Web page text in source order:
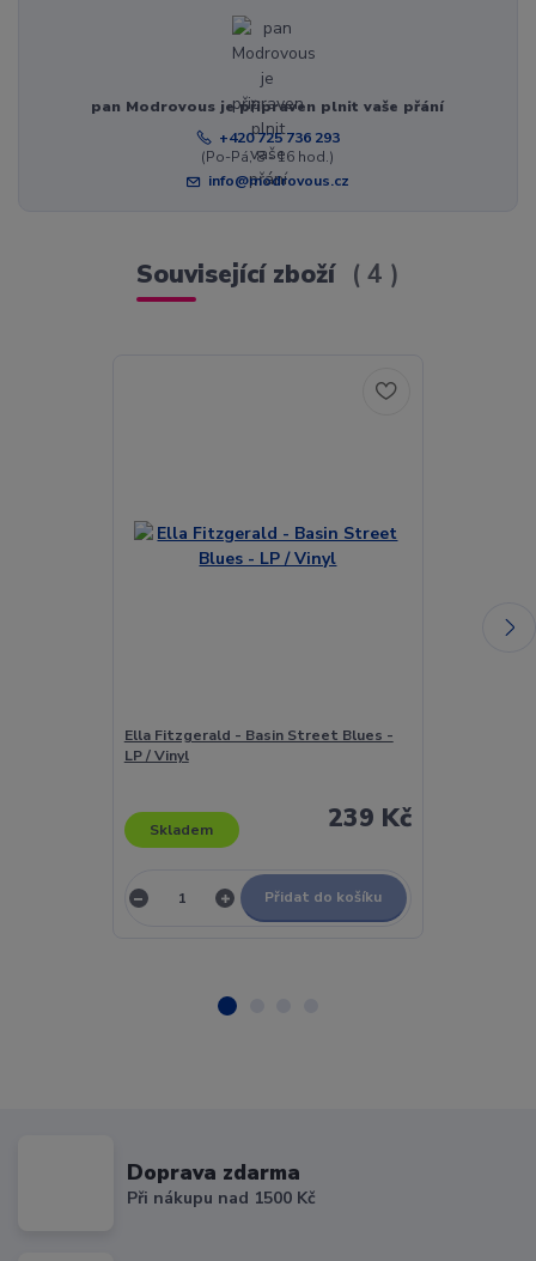
pan Modrovous je připraven plnit vaše přání
+420 725 736 293
(Po-Pá, 8 - 16 hod.)
info@modrovous.cz
Související zboží 4
Ella Fitzgerald - Basin Street Blues -
LP / Vinyl
239 Kč
Skladem
Přidat do košíku
Doprava zdarma
Při nákupu nad 1500 Kč